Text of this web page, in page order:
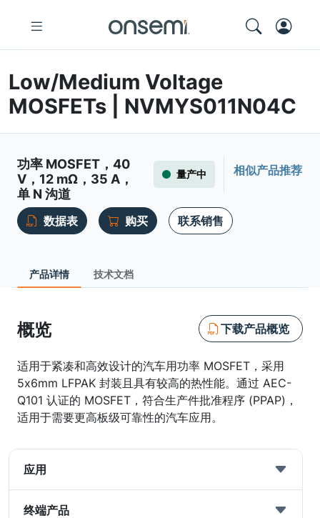
Low/Medium Voltage
MOSFETs | NVMYS011N04C
功率 MOSFET，40
V，12 mΩ，35 A，
单 N 沟道
量产中 相似产品推荐
数据表 购买 联系销售
产品详情 技术文档
概览 下载产品概览
适用于紧凑和高效设计的汽车用功率 MOSFET，采用
5x6mm LFPAK 封装且具有较高的热性能。通过 AEC-
Q101 认证的 MOSFET，符合生产件批准程序 (PPAP)，
适用于需要更高板级可靠性的汽车应用。
应用
终端产品